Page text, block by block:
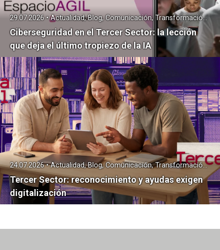
Ciberseguridad en el Tercer Sector: la lección
que deja el último tropiezo de la IA
29.07.2026 • Actualidad, Blog, Comunicación, Transformación Digital
Tercer Sector: reconocimiento y ayudas exigen
digitalización
24.07.2026 • Actualidad, Blog, Comunicación, Transformación Digital